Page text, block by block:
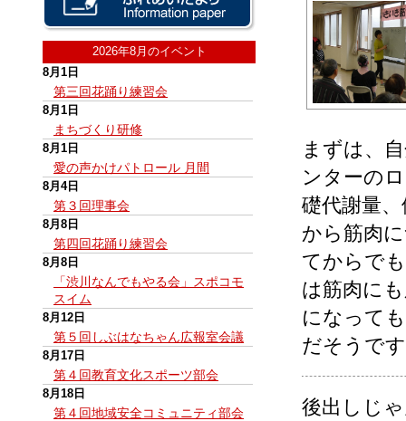
2026年8月のイベント
8月1日
第三回花踊り練習会
8月1日
まちづくり研修
8月1日
愛の声かけパトロール 月間
8月4日
第３回理事会
8月8日
第四回花踊り練習会
8月8日
「渋川なんでもやる会」スポコモ
スイム
8月12日
第５回しぶはなちゃん広報室会議
8月17日
第４回教育文化スポーツ部会
8月18日
第４回地域安全コミュニティ部会
まずは、
ンターの
礎代謝量
から筋肉
てからで
は筋肉に
になって
だそうで
後出しじ